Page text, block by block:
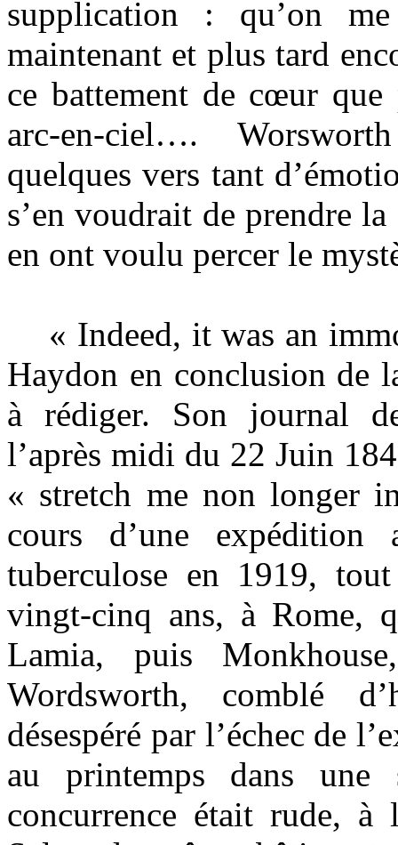
supplication : qu’on
maintenant et plus tard
ce battement de cœur
arc-en-ciel….
quelques vers tant
s’en voudrait de prendre
en ont voulu percer le
« Indeed, it was an
Haydon en conclusion de
à rédiger. Son journal
l’après midi du 22 Juin
« stretch me non longer
cours d’une
tuberculose en 1919,
vingt-cinq ans, à Rome,
Lamia, puis
Wordsworth, comblé
désespéré par l’échec de
au printemps dans
concurrence était rude, à